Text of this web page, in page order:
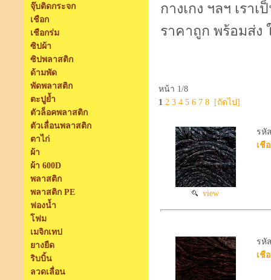
จุ๊บติดกระจก
เชือก
เชือกร่ม
ซิปผ้า
ซิปพลาสติก
ด้ามพัด
พัดพลาสติก
ตะปูย้ำ
ตัวล็อคพลาสติก
ตัวเลื่อนพลาสติก
ตาไก่
ผ้า
ผ้า 600D
พลาสติก
พลาสติก PE
ฟองน้ำ
โฟม
เมจิกเทป
ยางยืด
ริบบิ้น
ลวดเลื่อน
กางเกง ฯลฯ เรา
ราคาถูก พร้อมส่ง
หน้า 1/8
1 2 3 4 5 6 7 8 [ถัดไป]
view
รหั
เชื
รหั
เชื